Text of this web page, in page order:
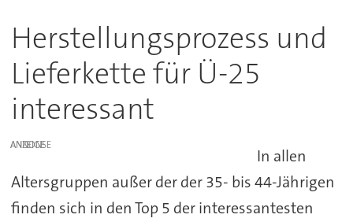
Herstellungsprozess und
Lieferkette für Ü-25
interessant
ANZEIGE
In allen
Altersgruppen außer der der 35- bis 44-Jährigen
finden sich in den Top 5 der interessantesten